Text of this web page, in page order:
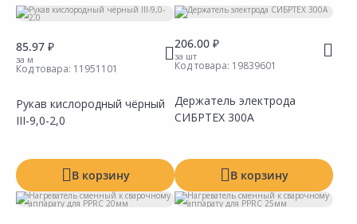
Производитель
85.97 ₽
за м
Код товара: 11951101
Рукав кислородный чёрный
III-9,0-2,0
В корзину
206.00 ₽
за шт
Код товара: 19839601
Держатель электрода
СИБРТЕХ 300А
В корзину